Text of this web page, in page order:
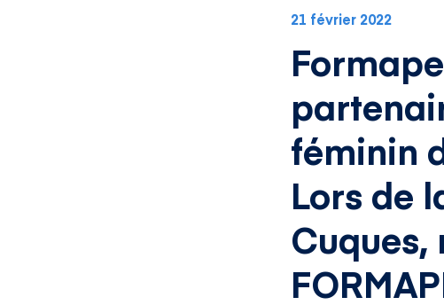
21 février 2022
féminin
Lors de